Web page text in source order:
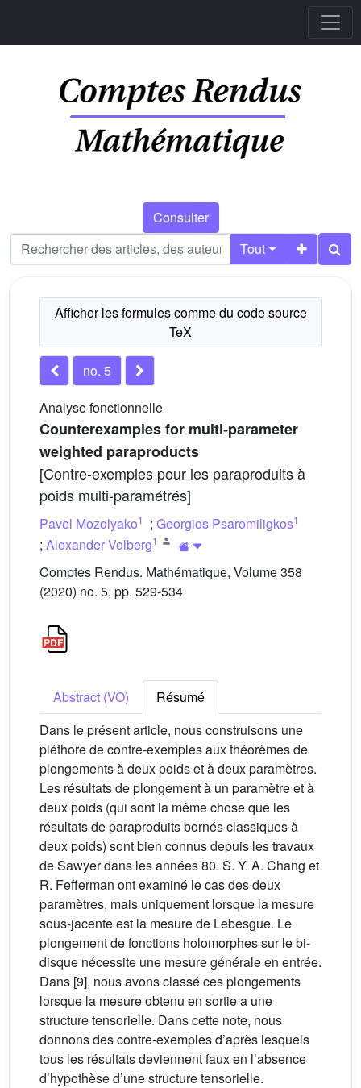
Consulter
Tout
no. 5
Analyse fonctionnelle
Counterexamples for multi-parameter
weighted paraproducts
[Contre-exemples pour les paraproduits à
poids multi-paramétrés]
Pavel Mozolyako1 ; Georgios Psaromiligkos1
; Alexander Volberg1
Comptes Rendus. Mathématique, Volume 358
(2020) no. 5, pp. 529-534
Abstract (VO)
Résumé
Dans le présent article, nous construisons une
pléthore de contre-exemples aux théorèmes de
plongements à deux poids et à deux paramètres.
Les résultats de plongement à un paramètre et à
deux poids (qui sont la même chose que les
résultats de paraproduits bornés classiques à
deux poids) sont bien connus depuis les travaux
de Sawyer dans les années 80. S. Y. A. Chang et
R. Fefferman ont examiné le cas des deux
paramètres, mais uniquement lorsque la mesure
sous-jacente est la mesure de Lebesgue. Le
plongement de fonctions holomorphes sur le bi-
disque nécessite une mesure générale en entrée.
Dans [9], nous avons classé ces plongements
lorsque la mesure obtenu en sortie a une
structure tensorielle. Dans cette note, nous
donnons des contre-exemples d’après lesquels
tous les résultats deviennent faux en l’absence
d’hypothèse d’une structure tensorielle.